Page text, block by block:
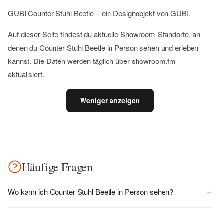
GUBI Counter Stuhl Beetle – ein Designobjekt von GUBI.
Auf dieser Seite findest du aktuelle Showroom-Standorte, an
denen du Counter Stuhl Beetle in Person sehen und erleben
kannst. Die Daten werden täglich über showroom.fm
aktualisiert.
Weniger anzeigen
Häufige Fragen
Wo kann ich Counter Stuhl Beetle in Person sehen? +